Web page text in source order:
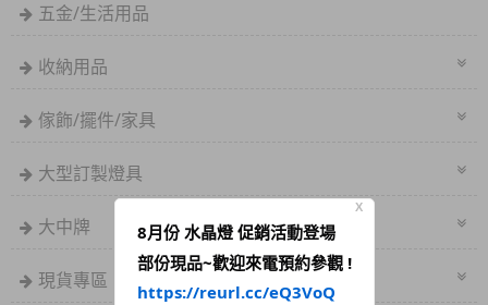
五金/生活用品
收納用品
傢飾/擺件/家具
大型訂製燈具
大中牌
現貨專區
X
8月份 水晶燈 促銷活動登場
部份現品~歡迎來電預約參觀 !
https://reurl.cc/eQ3VoQ